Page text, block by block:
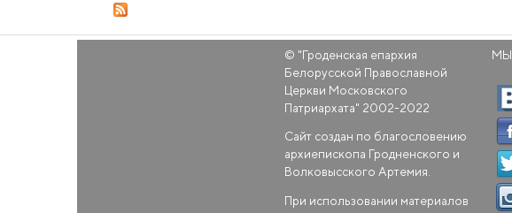
© "Гроденская епархия
Белорусской Православной
Церкви Московского
Патриархата" 2002-2022
Сайт создан по благословению
архиепископа Гродненского и
Волковысского Артемия.
При использовании материалов
МЫ